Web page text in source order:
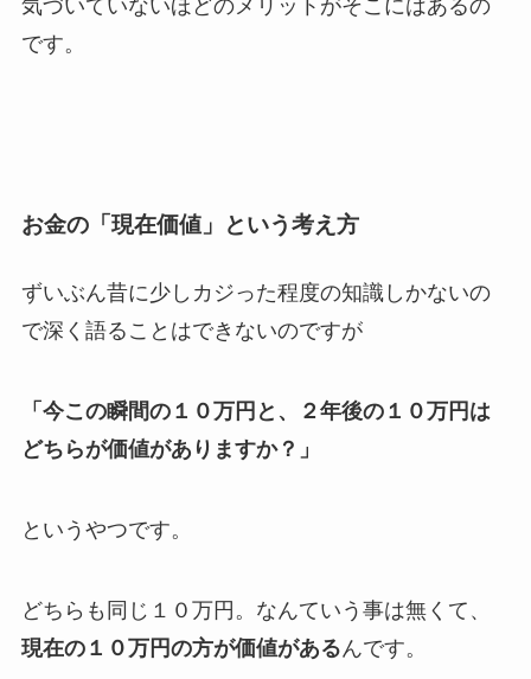
気づいていないほどのメリットがそこにはあるの
です。
お金の「現在価値」という考え方
ずいぶん昔に少しカジった程度の知識しかないの
で深く語ることはできないのですが
「今この瞬間の１０万円と、２年後の１０万円は
どちらが価値がありますか？」
というやつです。
どちらも同じ１０万円。なんていう事は無くて、
現在の１０万円の方が価値があるんです。